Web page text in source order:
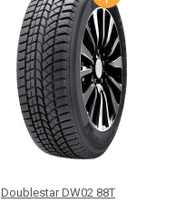
Doublestar DW02 88T